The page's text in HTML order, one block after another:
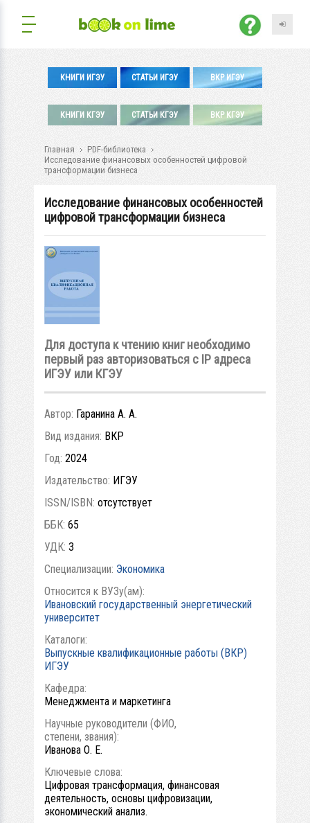
КНИГИ ИГЭУ СТАТЬИ ИГЭУ ВКР ИГЭУ
КНИГИ КГЭУ СТАТЬИ КГЭУ ВКР КГЭУ
Главная
PDF-библиотека
Исследование финансовых особенностей цифровой
трансформации бизнеса
Исследование финансовых особенностей
цифровой трансформации бизнеса
Для доступа к чтению книг необходимо
первый раз авторизоваться с IP адреса
ИГЭУ или КГЭУ
Автор: Гаранина А. А.
Вид издания: ВКР
Год: 2024
Издательство: ИГЭУ
ISSN/ISBN: отсутствует
ББК: 65
УДК: 3
Специализации: Экономика
Относится к ВУЗу(ам):
Ивановский государственный энергетический
университет
Каталоги:
Выпускные квалификационные работы (ВКР)
ИГЭУ
Кафедра:
Менеджмента и маркетинга
Научные руководители (ФИО,
степени, звания):
Иванова О. Е.
Ключевые слова:
Цифровая трансформация, финансовая
деятельность, основы цифровизации,
экономический анализ.